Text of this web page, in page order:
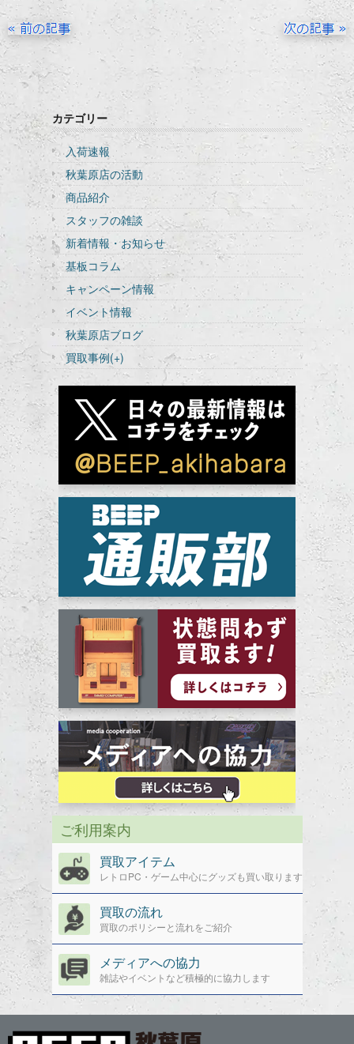
カテゴリー
入荷速報
秋葉原店の活動
商品紹介
スタッフの雑談
新着情報・お知らせ
基板コラム
キャンペーン情報
イベント情報
秋葉原店ブログ
買取事例(+)
ご利用案内
買取アイテム
レトロPC・ゲーム中心にグッズも買い取ります
買取の流れ
買取のポリシーと流れをご紹介
メディアへの協力
雑誌やイベントなど積極的に協力します